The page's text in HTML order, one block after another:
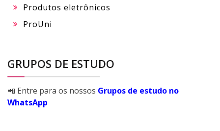
Produtos eletrônicos
ProUni
GRUPOS DE ESTUDO
📲 Entre para os nossos Grupos de estudo no
WhatsApp